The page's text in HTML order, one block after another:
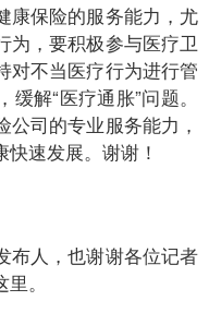
康保险的服务能力，尤
为，要积极参与医疗卫
对不当医疗行为进行管
解“医疗通胀”问题。
司的专业服务能力，
速发展。谢谢！
人，也谢谢各位记者
。